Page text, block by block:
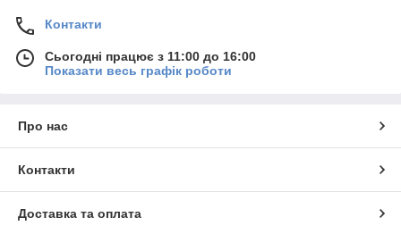
Контакти
Сьогодні працює з 11:00 до 16:00
Показати весь графік роботи
Про нас
Контакти
Доставка та оплата